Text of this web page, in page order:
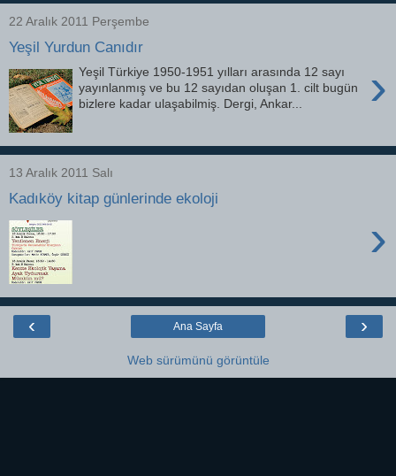
22 Aralık 2011 Perşembe
Yeşil Yurdun Canıdır
›
Yeşil Türkiye 1950-1951 yılları arasında 12 sayı
yayınlanmış ve bu 12 sayıdan oluşan 1. cilt bugün
bizlere kadar ulaşabilmiş. Dergi, Ankar...
13 Aralık 2011 Salı
Kadıköy kitap günlerinde ekoloji
›
‹ ›
Ana Sayfa
Web sürümünü görüntüle